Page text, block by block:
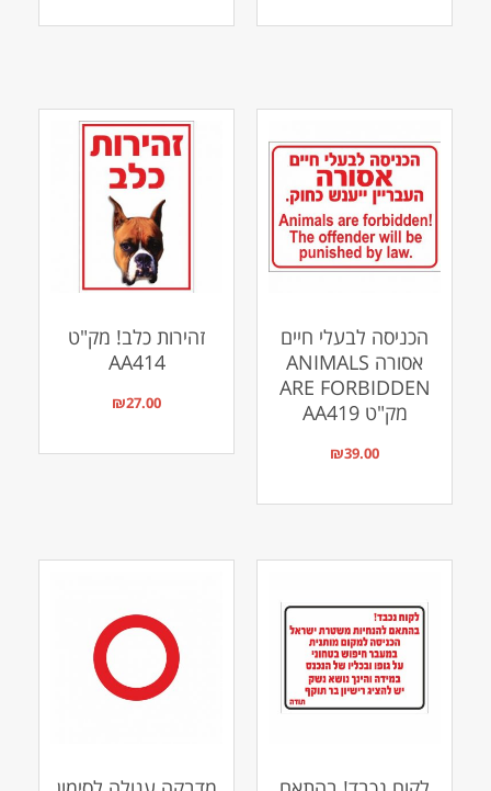
הכניסה לבעלי חיים
אסורה ANIMALS
ARE FORBIDDEN
מק"ט AA419
₪39.00
זהירות כלב! מק"ט
AA414
₪27.00